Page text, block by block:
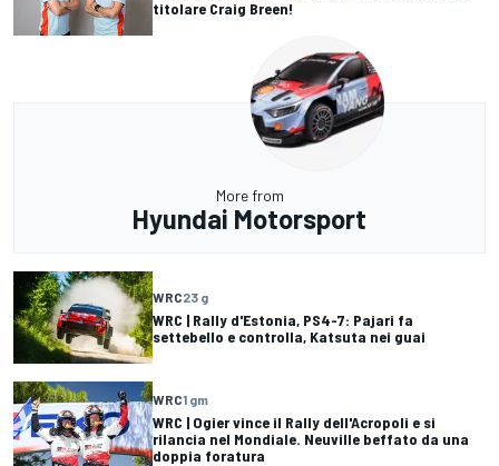
titolare Craig Breen!
More from
Hyundai Motorsport
WRC23 g
WRC | Rally d'Estonia, PS4-7: Pajari fa
settebello e controlla, Katsuta nei guai
WRC1 gm
WRC | Ogier vince il Rally dell'Acropoli e si
rilancia nel Mondiale. Neuville beffato da una
doppia foratura